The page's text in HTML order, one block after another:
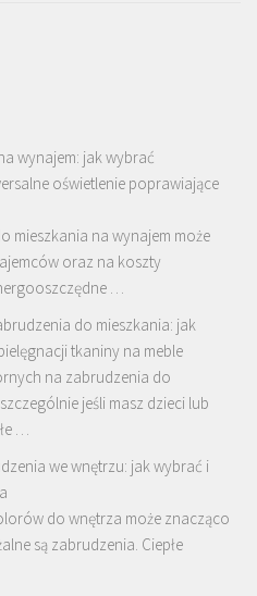
wynajem: jak wybrać
oświetlenie poprawiające
mieszkania na wynajem może
oraz na koszty
…
do mieszkania: jak
tkaniny na meble
na zabrudzenia do
jeśli masz dzieci lub
…
we wnętrzu: jak wybrać i
do wnętrza może znacząco
są zabrudzenia. Ciepłe